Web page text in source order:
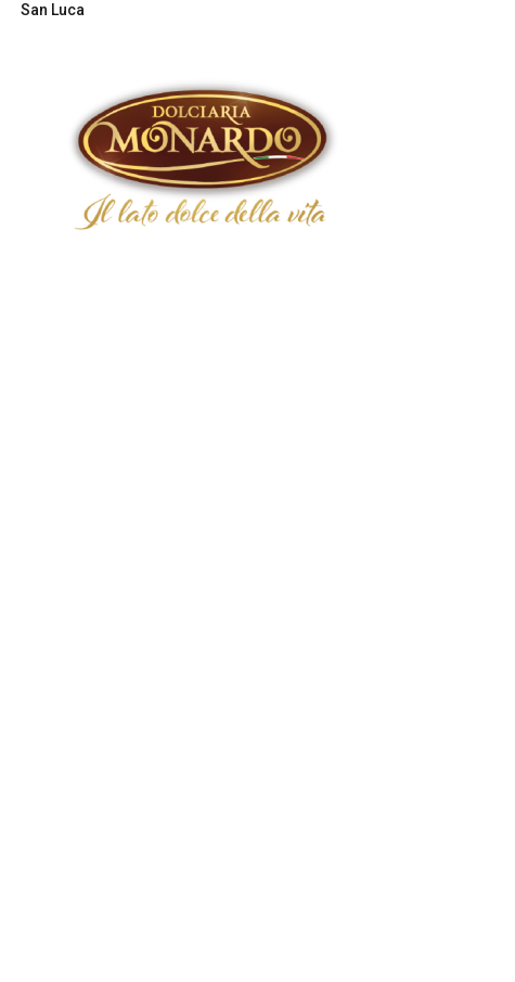
San Luca